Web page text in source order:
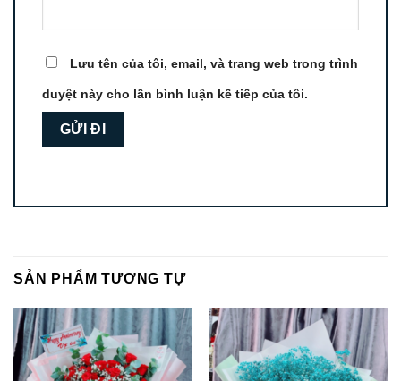
Lưu tên của tôi, email, và trang web trong trình
duyệt này cho lần bình luận kế tiếp của tôi.
SẢN PHẨM TƯƠNG TỰ